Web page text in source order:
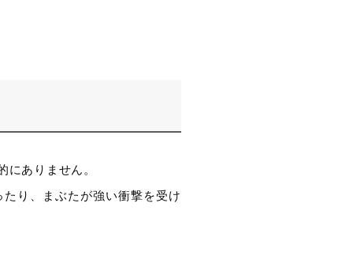
ありません。
り、まぶたが強い衝撃を受け